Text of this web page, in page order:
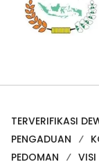
TERVERIFIKASI
PENGADUAN
PEDOMAN
VISI